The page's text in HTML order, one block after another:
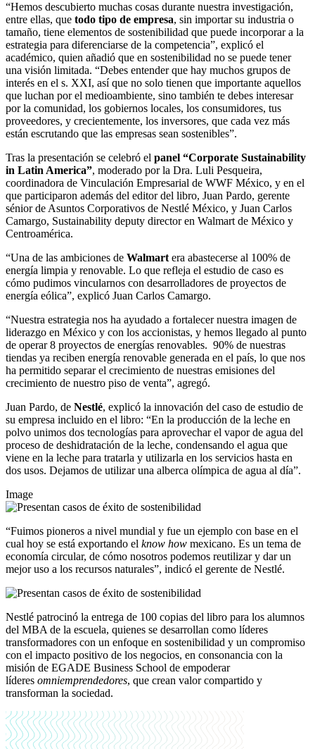
“Hemos descubierto muchas cosas durante nuestra investigación,
entre ellas, que todo tipo de empresa, sin importar su industria o
tamaño, tiene elementos de sostenibilidad que puede incorporar a la
estrategia para diferenciarse de la competencia”, explicó el
académico, quien añadió que en sostenibilidad no se puede tener
una visión limitada. “Debes entender que hay muchos grupos de
interés en el s. XXI, así que no solo tienen que importante aquellos
que luchan por el medioambiente, sino también te debes interesar
por la comunidad, los gobiernos locales, los consumidores, tus
proveedores, y crecientemente, los inversores, que cada vez más
están escrutando que las empresas sean sostenibles”.
Tras la presentación se celebró el panel “Corporate Sustainability
in Latin America”, moderado por la Dra. Luli Pesqueira,
coordinadora de Vinculación Empresarial de WWF México, y en el
que participaron además del editor del libro, Juan Pardo, gerente
sénior de Asuntos Corporativos de Nestlé México, y Juan Carlos
Camargo, Sustainability deputy director en Walmart de México y
Centroamérica.
“Una de las ambiciones de Walmartera abastecerse al 100% de
energía limpia y renovable. Lo que refleja el estudio de caso es
cómo pudimos vincularnos con desarrolladores de proyectos de
energía eólica”, explicó Juan Carlos Camargo.
“Nuestra estrategia nos ha ayudado a fortalecer nuestra imagen de
liderazgo en México y con los accionistas, y hemos llegado al punto
de operar 8 proyectos de energías renovables. 90% de nuestras
tiendas ya reciben energía renovable generada en el país, lo que nos
ha permitido separar el crecimiento de nuestras emisiones del
crecimiento de nuestro piso de venta”, agregó.
Juan Pardo, de Nestlé, explicó la innovación del caso de estudio de
su empresa incluido en el libro: “En la producción de la leche en
polvo unimos dos tecnologías para aprovechar el vapor de agua del
proceso de deshidratación de la leche, condensando el agua que
viene en la leche para tratarla y utilizarla en los servicios hasta en
dos usos. Dejamos de utilizar una alberca olímpica de agua al día”.
Image
“Fuimos pioneros a nivel mundial y fue un ejemplo con base en el
cual hoy se está exportando el know how mexicano. Es un tema de
economía circular, de cómo nosotros podemos reutilizar y dar un
mejor uso a los recursos naturales”, indicó el gerente de Nestlé.
Nestlé patrocinó la entrega de 100 copias del libro para los alumnos
del MBA de la escuela, quienes se desarrollan como líderes
transformadores con un enfoque en sostenibilidad y un compromiso
con el impacto positivo de los negocios, en consonancia con la
misión de EGADE Business School de empoderar
líderes omniemprendedores, que crean valor compartido y
transforman la sociedad.